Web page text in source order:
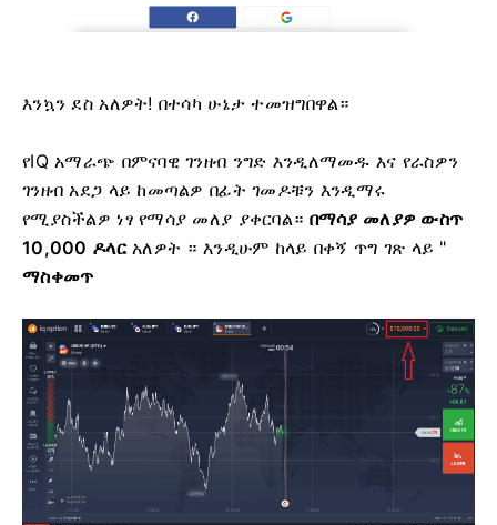
እንኳን ደስ አለዎት! በተሳካ ሁኔታ ተመዝግበዋል።
የIQ አማራጭ በምናባዊ ገንዘብ ንግድ እንዲለማመዱ እና የራስዎን
ገንዘብ አደጋ ላይ ከመጣልዎ በፊት ገመዶቹን እንዲማሩ
የሚያስችልዎ ነፃ የማሳያ መለያ ያቀርባል። በማሳያ መለያዎ ውስጥ
10,000 ዶላርአለዎት ። እንዲሁም ከላይ በቀኝ ጥግ ገጽ ላይ "
ማስቀመጥ